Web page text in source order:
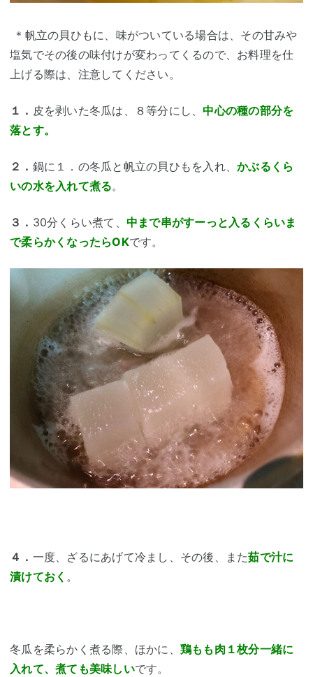
＊帆立の貝ひもに、味がついている場合は、その甘みや
塩気でその後の味付けが変わってくるので、お料理を仕
上げる際は、注意してください。
１． 皮を剥いた冬瓜は、８等分にし、中心の種の部分を
落とす。
２． 鍋に１．の冬瓜と帆立の貝ひもを入れ、 かぶるくら
いの水を入れて煮る。
３． 30分くらい煮て、 中まで串がすーっと入るくらいま
で柔らかくなったらOKです。
４． 一度、ざるにあげて冷まし、その後、また茹で汁に
漬けておく 。
冬瓜を柔らかく煮る際、ほかに、 鶏もも肉１枚分一緒に
入れて、煮ても美味しいです。